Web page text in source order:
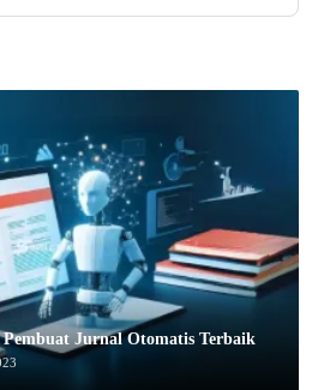
Pembuat Jurnal Otomatis Terbaik